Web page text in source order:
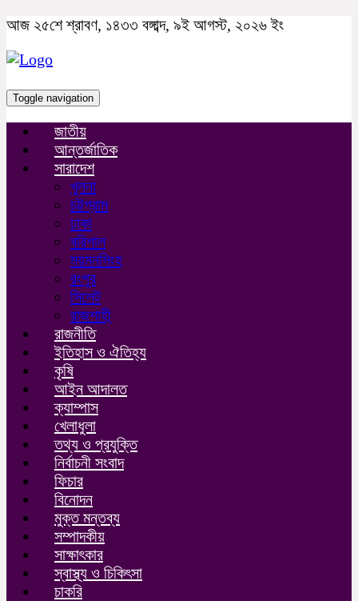
আজ ২৫শে শ্রাবণ, ১৪৩৩ বঙ্গাব্দ, ৯ই আগস্ট, ২০২৬ ইং
Toggle navigation
জাতীয়
আন্তর্জাতিক
সারাদেশ
খুলনা
চট্টগ্রাম
ঢাকা
বরিশাল
ময়মনসিংহ
রংপুর
সিলেট
রাজশাহী
রাজনীতি
ইতিহাস ও ঐতিহ্য
কৃষি
আইন আদালত
ক্যাম্পাস
খেলাধুলা
তথ্য ও প্রযুক্তি
নির্বাচনী সংবাদ
ফিচার
বিনোদন
মুক্ত মন্তব্য
সম্পাদকীয়
সাক্ষাৎকার
স্বাস্থ্য ও চিকিৎসা
চাকরি